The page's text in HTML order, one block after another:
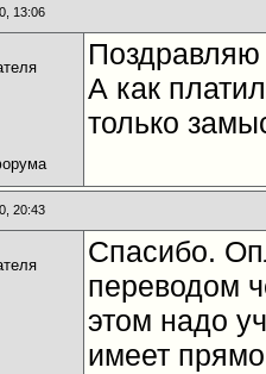
13:06
Поздравляю
А как
только
20:43
Спасибо.
переводом
этом надо
имеет